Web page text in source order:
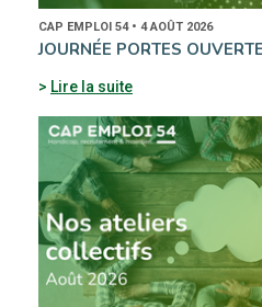
CAP EMPLOI 54 • 4 AOÛT 2026
JOURNÉE PORTES
Lire la suite